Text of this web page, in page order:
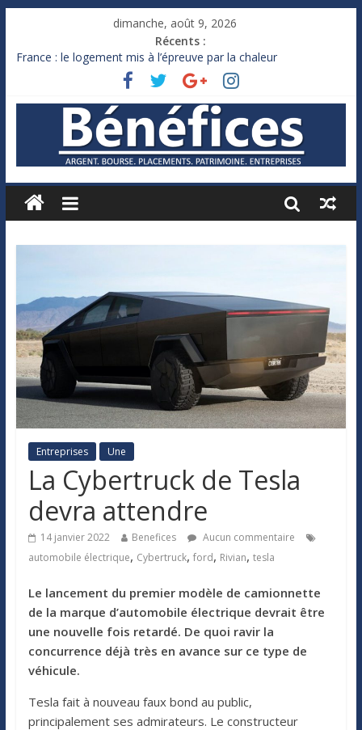
dimanche, août 9, 2026
Récents :
France : le logement mis à l’épreuve par la chaleur
Des milliards de dollars de droits de douane déjà remboursés
Royaume-Uni : Andy Burnham recule sur l’impôt
Xavier Niel, le milliardaire qui ne touche presque rien
Ruée des fortunes russes vers l’étranger
Entreprises Une
La Cybertruck de Tesla
devra attendre
14 janvier 2022 Benefices
Aucun commentaire
automobile électrique, Cybertruck, ford, Rivian, tesla
Le lancement du premier modèle de camionnette
de la marque d’automobile électrique devrait être
une nouvelle fois retardé. De quoi ravir la
concurrence déjà très en avance sur ce type de
véhicule.
Tesla fait à nouveau faux bond au public,
principalement ses admirateurs. Le constructeur